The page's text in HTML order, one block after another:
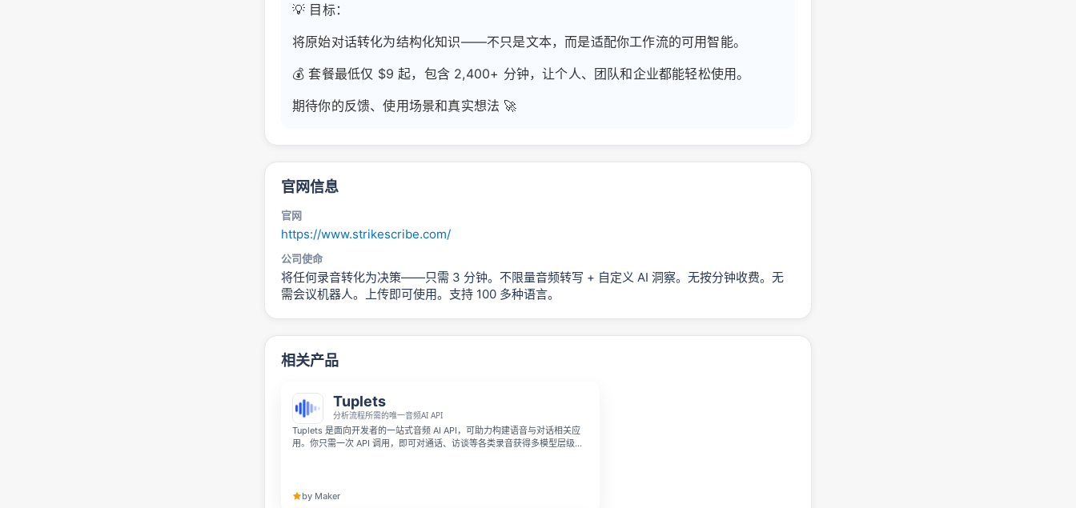
💡 目标：
将原始对话转化为结构化知识——不只是文本，而是适配你工作流的可用智能。
💰 套餐最低仅 $9 起，包含 2,400+ 分钟，让个人、团队和企业都能轻松使用。
期待你的反馈、使用场景和真实想法 🚀
官网信息
官网
https://www.strikescribe.com/
公司使命
将任何录音转化为决策——只需 3 分钟。不限量音频转写 + 自定义 AI 洞察。无按分钟收费。无
需会议机器人。上传即可使用。支持 100 多种语言。
相关产品
Tuplets
分析流程所需的唯一音频AI API
Tuplets 是面向开发者的一站式音频 AI API，可助力构建语音与对话相关应
用。你只需一次 API 调用，即可对通话、访谈等各类录音获得多模型层级的
by Maker